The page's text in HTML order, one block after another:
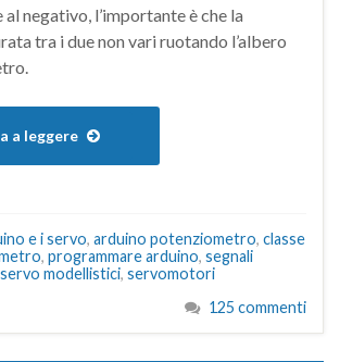
negativo, l’importante è che la
tra i due non vari ruotando l’albero
a leggere
e i servo, arduino potenziometro, classe
, programmare arduino, segnali
servo modellistici, servomotori
125 commenti